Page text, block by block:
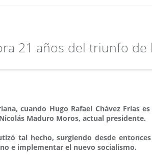
21 años del triunfo de
cuando Hugo Rafael Chávez Frías
Maduro Moros, actual presidente.
tal hecho, surgiendo desde
e implementar el nuevo socialismo.